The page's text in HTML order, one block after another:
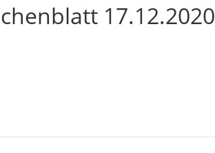
17.12.2020